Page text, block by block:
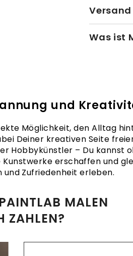
Was ist
und
Möglichkeit, den Alltag
Deiner kreativen Seite
Hobbykünstler – Du kannst
erschaffen und
und Zufriedenheit erleben.
MALEN
ZAHLEN?